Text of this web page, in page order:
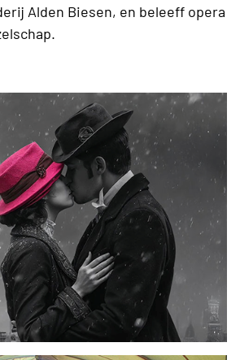
Alden Biesen, en beleeff opera